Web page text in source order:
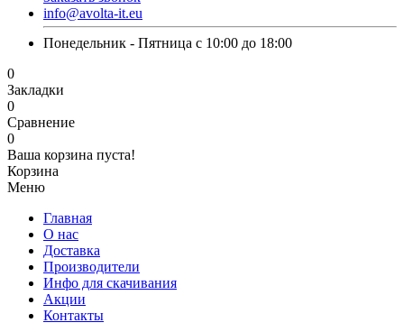
info@avolta-it.eu
Понедельник - Пятница с 10:00 до 18:00
0
Закладки
0
Сравнение
0
Ваша корзина пуста!
Корзина
Меню
Главная
О нас
Доставка
Производители
Инфо для скачивания
Акции
Контакты